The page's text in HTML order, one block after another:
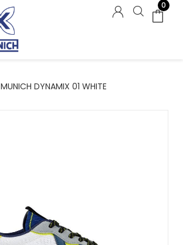
0
MUNICH DYNAMIX 01 WHITE